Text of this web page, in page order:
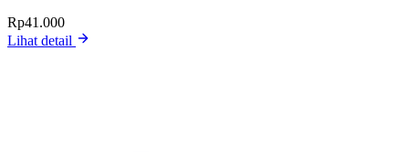
Rp41.000
Lihat detail